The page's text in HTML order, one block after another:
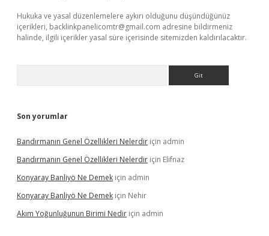
Hukuka ve yasal düzenlemelere aykırı olduğunu düşündüğünüz
içerikleri, backlinkpanelicomtr@gmail.com adresine bildirmeniz
halinde, ilgili içerikler yasal süre içerisinde sitemizden kaldırılacaktır.
Son yorumlar
Bandırmanın Genel Özellikleri Nelerdir için admin
Bandırmanın Genel Özellikleri Nelerdir için Elifnaz
Konyaray Banliyö Ne Demek için admin
Konyaray Banliyö Ne Demek için Nehir
Akım Yoğunluğunun Birimi Nedir için admin